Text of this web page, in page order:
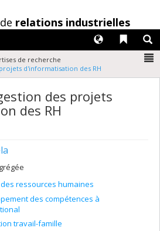
relations industrielles
Liens
Langues
de recherche
d'informatisation des RH
des projets
des RH
ressources humaines
des compétences à
travail-famille